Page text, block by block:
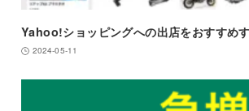
Yahoo!ショッピングへの出店をおすすめ
2024-05-11